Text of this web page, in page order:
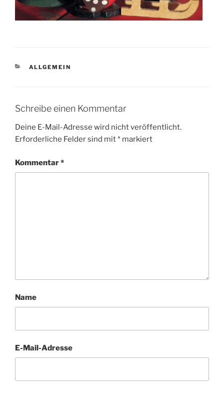
KATEGORIEN
ALLGEMEIN
Schreibe einen Kommentar
Deine E-Mail-Adresse wird nicht veröffentlicht.
Erforderliche Felder sind mit* markiert
Kommentar*
Name
E-Mail-Adresse